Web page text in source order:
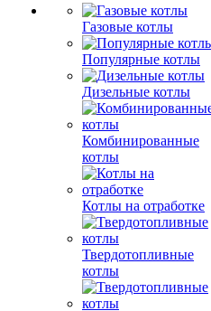
Газовые котлы
Популярные котлы
Дизельные котлы
Комбинированные
котлы
Котлы на отработке
Твердотопливные
котлы